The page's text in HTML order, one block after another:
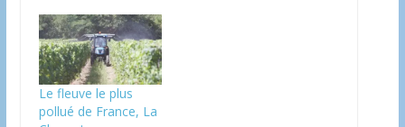
Le fleuve le plus
pollué de France, La